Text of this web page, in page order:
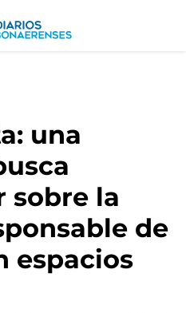
una
sobre la
de
espacios